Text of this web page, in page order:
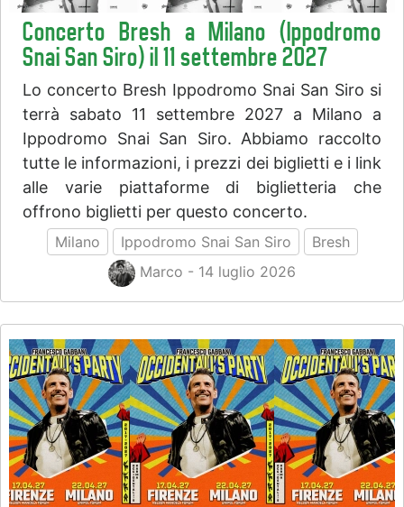
Concerto Bresh a Milano (Ippodromo
Snai San Siro) il 11 settembre 2027
Lo concerto Bresh Ippodromo Snai San Siro si
terrà sabato 11 settembre 2027 a Milano a
Ippodromo Snai San Siro. Abbiamo raccolto
tutte le informazioni, i prezzi dei biglietti e i link
alle varie piattaforme di biglietteria che
offrono biglietti per questo concerto.
Milano Ippodromo Snai San Siro
Bresh
Marco - 14 luglio 2026